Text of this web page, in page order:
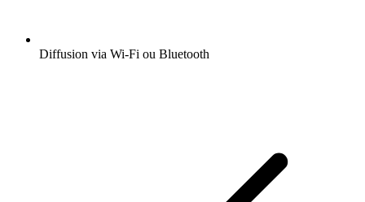
Diffusion via Wi-Fi ou Bluetooth